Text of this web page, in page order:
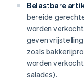
Belastbare
bereide
worden
geven
zoals
worden
salades).